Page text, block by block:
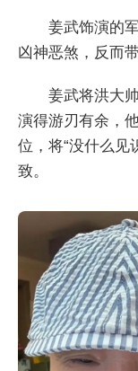
姜武饰演的
凶神恶煞，反而
姜武将洪大
演得游刃有余，
位，将“没什么见
致。